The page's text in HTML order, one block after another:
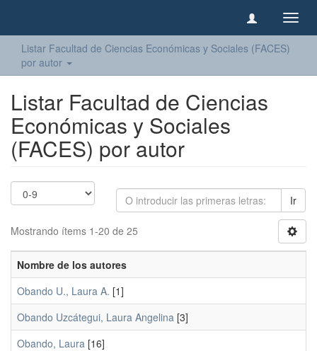
Listar Facultad de Ciencias Económicas y Sociales (FACES)
por autor
Listar Facultad de Ciencias
Económicas y Sociales
(FACES) por autor
Ir
Mostrando ítems 1-20 de 25
Nombre de los autores
Obando U., Laura A. [1]
Obando Uzcátegui, Laura Angelina [3]
Obando, Laura [16]